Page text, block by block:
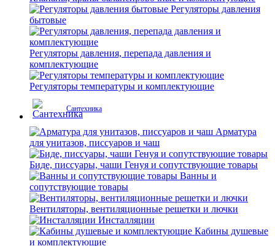
Регуляторы давления
бытовые
Регуляторы давления, перепада давления и
комплектующие
Регуляторы температуры и комплектующие
Сантехника
Арматура
для унитазов, писсуаров и чаш
Биде, писсуары, чаши Генуя и сопутствующие товары
Ванны и
сопутствующие товары
Вентиляторы, вентиляционные решетки и лючки
Инсталляции
Кабины душевые
и комплектующие